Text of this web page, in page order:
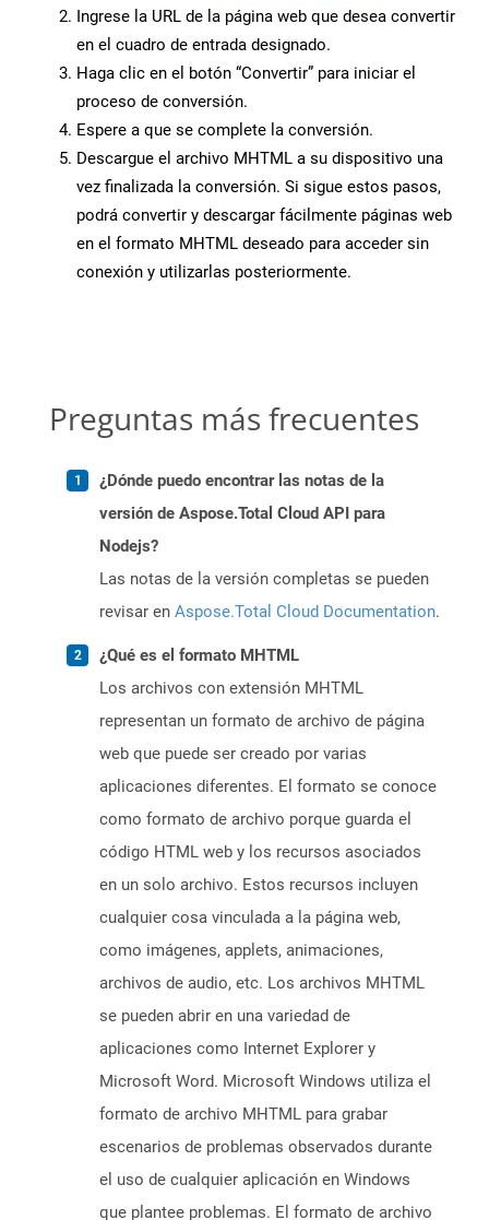
Ingrese la URL de la página web que desea convertir
en el cuadro de entrada designado.
Haga clic en el botón “Convertir” para iniciar el
proceso de conversión.
Espere a que se complete la conversión.
Descargue el archivo MHTML a su dispositivo una
vez finalizada la conversión. Si sigue estos pasos,
podrá convertir y descargar fácilmente páginas web
en el formato MHTML deseado para acceder sin
conexión y utilizarlas posteriormente.
Preguntas más frecuentes
¿Dónde puedo encontrar las notas de la
versión de Aspose.Total Cloud API para
Nodejs?
Las notas de la versión completas se pueden
revisar en Aspose.Total Cloud Documentation.
¿Qué es el formato MHTML
Los archivos con extensión MHTML
representan un formato de archivo de página
web que puede ser creado por varias
aplicaciones diferentes. El formato se conoce
como formato de archivo porque guarda el
código HTML web y los recursos asociados
en un solo archivo. Estos recursos incluyen
cualquier cosa vinculada a la página web,
como imágenes, applets, animaciones,
archivos de audio, etc. Los archivos MHTML
se pueden abrir en una variedad de
aplicaciones como Internet Explorer y
Microsoft Word. Microsoft Windows utiliza el
formato de archivo MHTML para grabar
escenarios de problemas observados durante
el uso de cualquier aplicación en Windows
que plantee problemas. El formato de archivo